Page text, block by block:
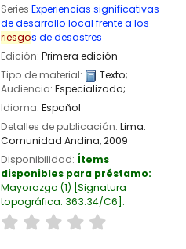
Series Experiencias significativas
de desarrollo local frente a los
riesgos de desastres
Edición: Primera edición
Tipo de material:
Texto;
Audiencia: Especializado;
Idioma: Español
Detalles de publicación: Lima:
Comunidad Andina,2009
Disponibilidad: Ítems
disponibles para préstamo:
Mayorazgo (1) Signatura
topográfica: 363.34/C6 .